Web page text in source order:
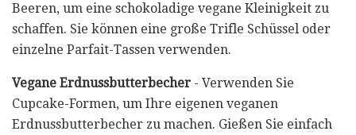
Beeren, um eine schokoladige vegane Kleinigkeit zu
schaffen. Sie können eine große Trifle Schüssel oder
einzelne Parfait-Tassen verwenden.
Vegane Erdnussbutterbecher - Verwenden Sie
Cupcake-Formen, um Ihre eigenen veganen
Erdnussbutterbecher zu machen. Gießen Sie einfach